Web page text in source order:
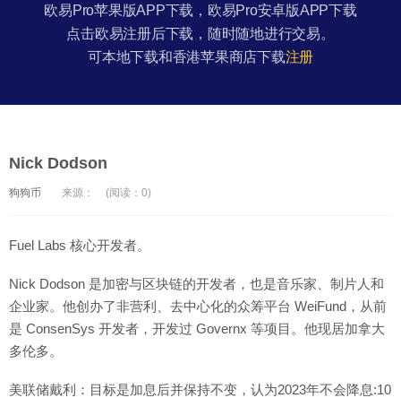
欧易Pro苹果版APP下载，欧易Pro安卓版APP下载
点击欧易注册后下载，随时随地进行交易。
可本地下载和香港苹果商店下载注册
Nick Dodson
狗狗币 来源： (阅读：0)
Fuel Labs 核心开发者。
Nick Dodson 是加密与区块链的开发者，也是音乐家、制片人和
企业家。他创办了非营利、去中心化的众筹平台 WeiFund，从前
是 ConsenSys 开发者，开发过 Governx 等项目。他现居加拿大
多伦多。
美联储戴利：目标是加息后并保持不变，认为2023年不会降息:10